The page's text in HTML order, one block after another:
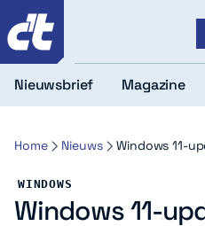
Nieuwsbrief Magazine
Home Nieuws Windows 11-
WINDOWS
Windows 11-